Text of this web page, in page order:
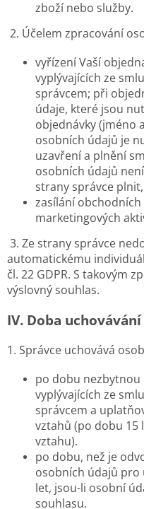
zboží nebo služby.
2. Účelem zpracování
vyřízení Vaší
vyplývajících ze
správcem; při
údaje, které jsou
objednávky (jméno
osobních údajů je
uzavření a plnění
osobních údajů
strany správce plnit,
zasílání
marketingových
3. Ze strany správce
automatickému
čl. 22 GDPR. S takovým
výslovný souhlas.
IV. Doba
1. Správce uchovává
po dobu
vyplývajících ze
správcem a
vztahů (po dobu 15
vztahu).
po dobu, než je
osobních údajů pro
let, jsou-li osobní
souhlasu.